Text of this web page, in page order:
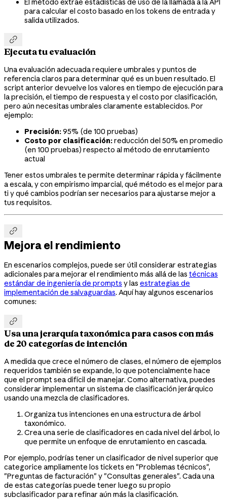
El método extrae estadísticas de uso de la llamada a la API
para calcular el costo basado en los tokens de entrada y
salida utilizados.

Ejecuta tu evaluación
Una evaluación adecuada requiere umbrales y puntos de
referencia claros para determinar qué es un buen resultado. El
script anterior devuelve los valores en tiempo de ejecución para
la precisión, el tiempo de respuesta y el costo por clasificación,
pero aún necesitas umbrales claramente establecidos. Por
ejemplo:
Precisión:95% (de 100 pruebas)
Costo por clasificación:reducción del 50% en promedio
(en 100 pruebas) respecto al método de enrutamiento
actual
Tener estos umbrales te permite determinar rápida y fácilmente
a escala, y con empirismo imparcial, qué método es el mejor para
ti y qué cambios podrían ser necesarios para ajustarse mejor a
tus requisitos.

Mejora el rendimiento
En escenarios complejos, puede ser útil considerar estrategias
adicionales para mejorar el rendimiento más allá de las técnicas
estándar de ingeniería de prompts y las estrategias de
implementación de salvaguardas. Aquí hay algunos escenarios
comunes:

Usa una jerarquía taxonómica para casos con más
de 20 categorías de intención
A medida que crece el número de clases, el número de ejemplos
requeridos también se expande, lo que potencialmente hace
que el prompt sea difícil de manejar. Como alternativa, puedes
considerar implementar un sistema de clasificación jerárquico
usando una mezcla de clasificadores.
Organiza tus intenciones en una estructura de árbol
taxonómico.
Crea una serie de clasificadores en cada nivel del árbol, lo
que permite un enfoque de enrutamiento en cascada.
Por ejemplo, podrías tener un clasificador de nivel superior que
categorice ampliamente los tickets en "Problemas técnicos",
"Preguntas de facturación" y "Consultas generales". Cada una
de estas categorías puede tener luego su propio
subclasificador para refinar aún más la clasificación.